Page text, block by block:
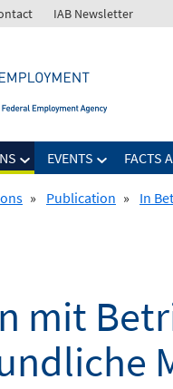
IAB Newsletter
EVENTS FACTS
» Publication » In
mit